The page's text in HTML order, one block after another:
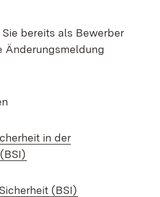
bereits als Bewerber
Änderungsmeldung
in der
(BSI)